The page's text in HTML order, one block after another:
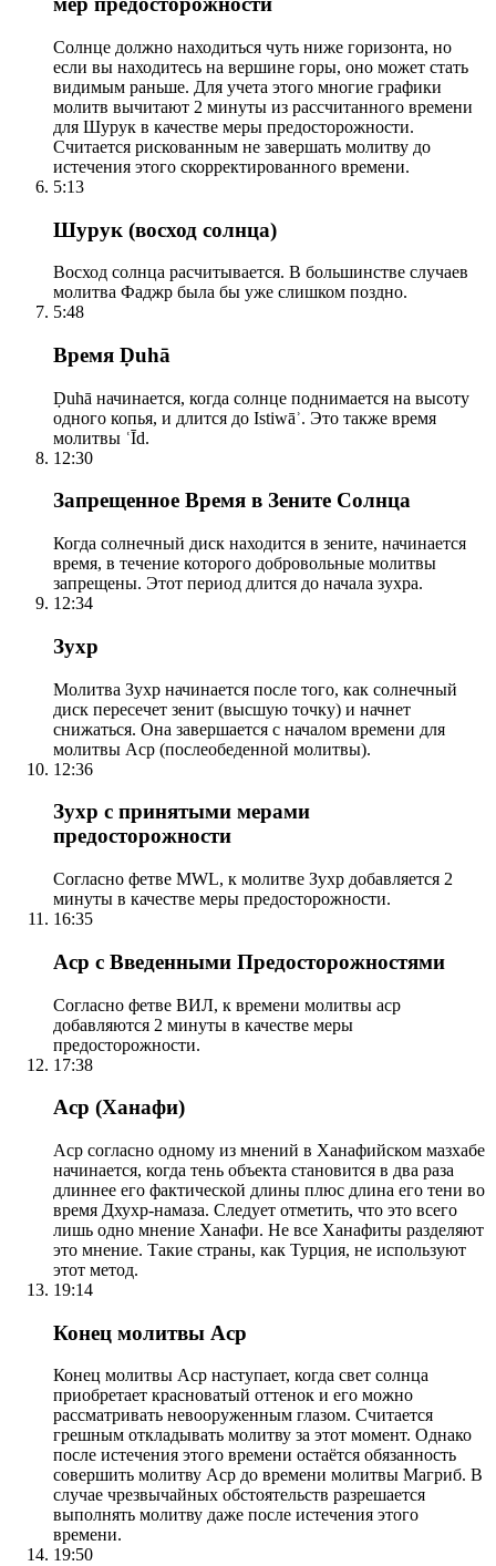
Солнце должно находиться чуть ниже горизонта, но
если вы находитесь на вершине горы, оно может стать
видимым раньше. Для учета этого многие графики
молитв вычитают 2 минуты из рассчитанного времени
для Шурук в качестве меры предосторожности.
Считается рискованным не завершать молитву до
истечения этого скорректированного времени.
5:13
Шурук (восход солнца)
Восход солнца расчитывается. В большинстве случаев
молитва Фаджр была бы уже слишком поздно.
5:48
Время Ḍuhā
Ḍuhā начинается, когда солнце поднимается на высоту
одного копья, и длится до Istiwāʾ. Это также время
молитвы ʿĪd.
12:30
Запрещенное Время в Зените Солнца
Когда солнечный диск находится в зените, начинается
время, в течение которого добровольные молитвы
запрещены. Этот период длится до начала зухра.
12:34
Зухр
Молитва Зухр начинается после того, как солнечный
диск пересечет зенит (высшую точку) и начнет
снижаться. Она завершается с началом времени для
молитвы Аср (послеобеденной молитвы).
12:36
Зухр с принятыми мерами
предосторожности
Согласно фетве MWL, к молитве Зухр добавляется 2
минуты в качестве меры предосторожности.
16:35
Аср с Введенными Предосторожностями
Согласно фетве ВИЛ, к времени молитвы аср
добавляются 2 минуты в качестве меры
предосторожности.
17:38
Аср (Ханафи)
Аср согласно одному из мнений в Ханафийском мазхабе
начинается, когда тень объекта становится в два раза
длиннее его фактической длины плюс длина его тени во
время Дхухр-намаза. Следует отметить, что это всего
лишь одно мнение Ханафи. Не все Ханафиты разделяют
это мнение. Такие страны, как Турция, не используют
этот метод.
19:14
Конец молитвы Аср
Конец молитвы Аср наступает, когда свет солнца
приобретает красноватый оттенок и его можно
рассматривать невооруженным глазом. Считается
грешным откладывать молитву за этот момент. Однако
после истечения этого времени остаётся обязанность
совершить молитву Аср до времени молитвы Магриб. В
случае чрезвычайных обстоятельств разрешается
выполнять молитву даже после истечения этого
времени.
19:50